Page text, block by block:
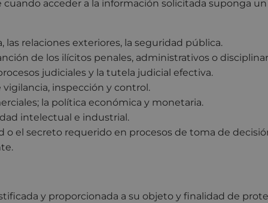
cuando acceder a la información solicitada suponga
las relaciones exteriores, la seguridad pública.
de los ilícitos penales, administrativos o
judiciales y la tutela judicial efectiva.
inspección y control.
la política económica y monetaria.
intelectual e industrial.
o el secreto requerido en procesos de toma de
y proporcionada a su objeto y finalidad de